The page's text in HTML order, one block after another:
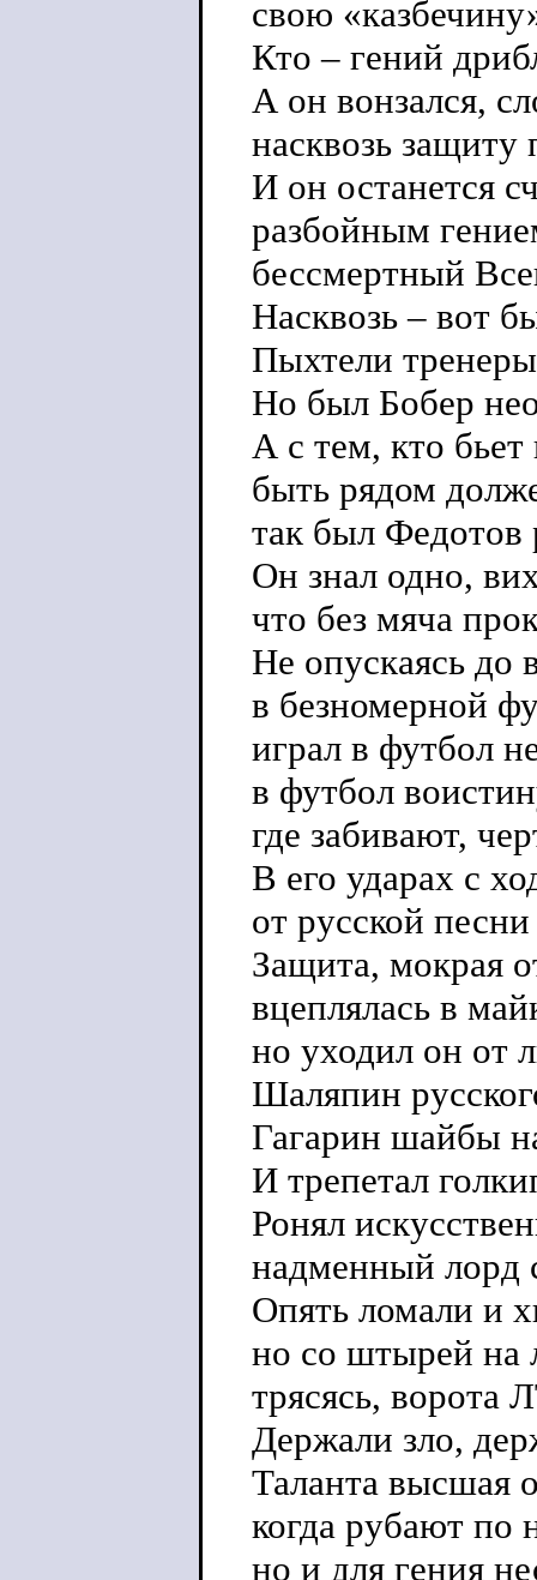
свою
Кто – гений
А он вонзался,
насквозь защиту
И он останется
разбойным
бессмертный
Насквозь – вот
Пыхтели
Но был Бобер
А с тем, кто бьет
быть рядом
так был
Он знал одно,
что без мяча
Не опускаясь до
в безномерной
играл в футбол
в футбол
где забивают,
В его ударах с
от русской
Защита, мокрая
вцеплялась в
но уходил он от
Шаляпин
Гагарин шайбы
И трепетал
Ронял
надменный лорд
Опять ломали и
но со штырей на
трясясь, ворота
Держали зло,
Таланта высшая
когда рубают по
но и для гения